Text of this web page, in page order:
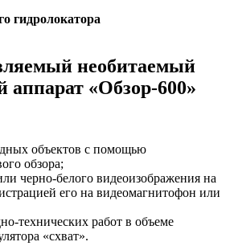
гидролокатора
необитаемый
аппарат «Обзор-600»
объектов с помощью
обзора;
черно-белого видеоизображения на
его на видеомагнитофон или
технических работ в объеме
«схват».